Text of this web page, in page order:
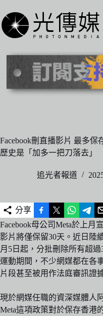
至
主
內
Facebook刪直播影片 最多
歷史是「加多一把刀落去」
追光者報道
分享
Facebook母公司Meta於上月
影片將僅保留30天。近日陸
月5日起，分批刪除所有超
運動期間，不少網媒都在各
片段甚至被用作法庭審訊證
現於網媒任職的資深媒體人
Meta這項政策對於保存香港